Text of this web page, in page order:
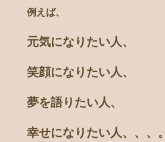
例えば、
元気になりたい人、
笑顔になりたい人、
夢を語りたい人、
幸せになりたい人、、、。